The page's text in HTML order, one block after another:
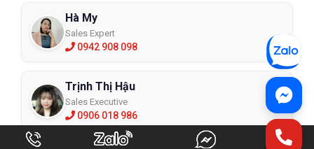
Hà My
Sales Expert
0942 908 098
Trịnh Thị Hậu
Sales Executive
0906 018 986